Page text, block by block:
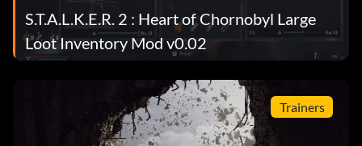
S.T.A.L.K.E.R. 2 : Heart of Chornobyl Large
Loot Inventory Mod v0.02
Trainers